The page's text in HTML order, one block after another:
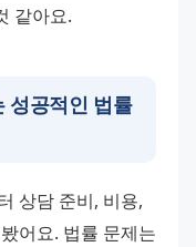
같아요.
성공적인 법률
상담 준비, 비용,
어요. 법률 문제는